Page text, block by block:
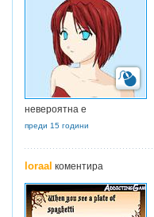
невероятна е
преди 15 години
loraal коментира